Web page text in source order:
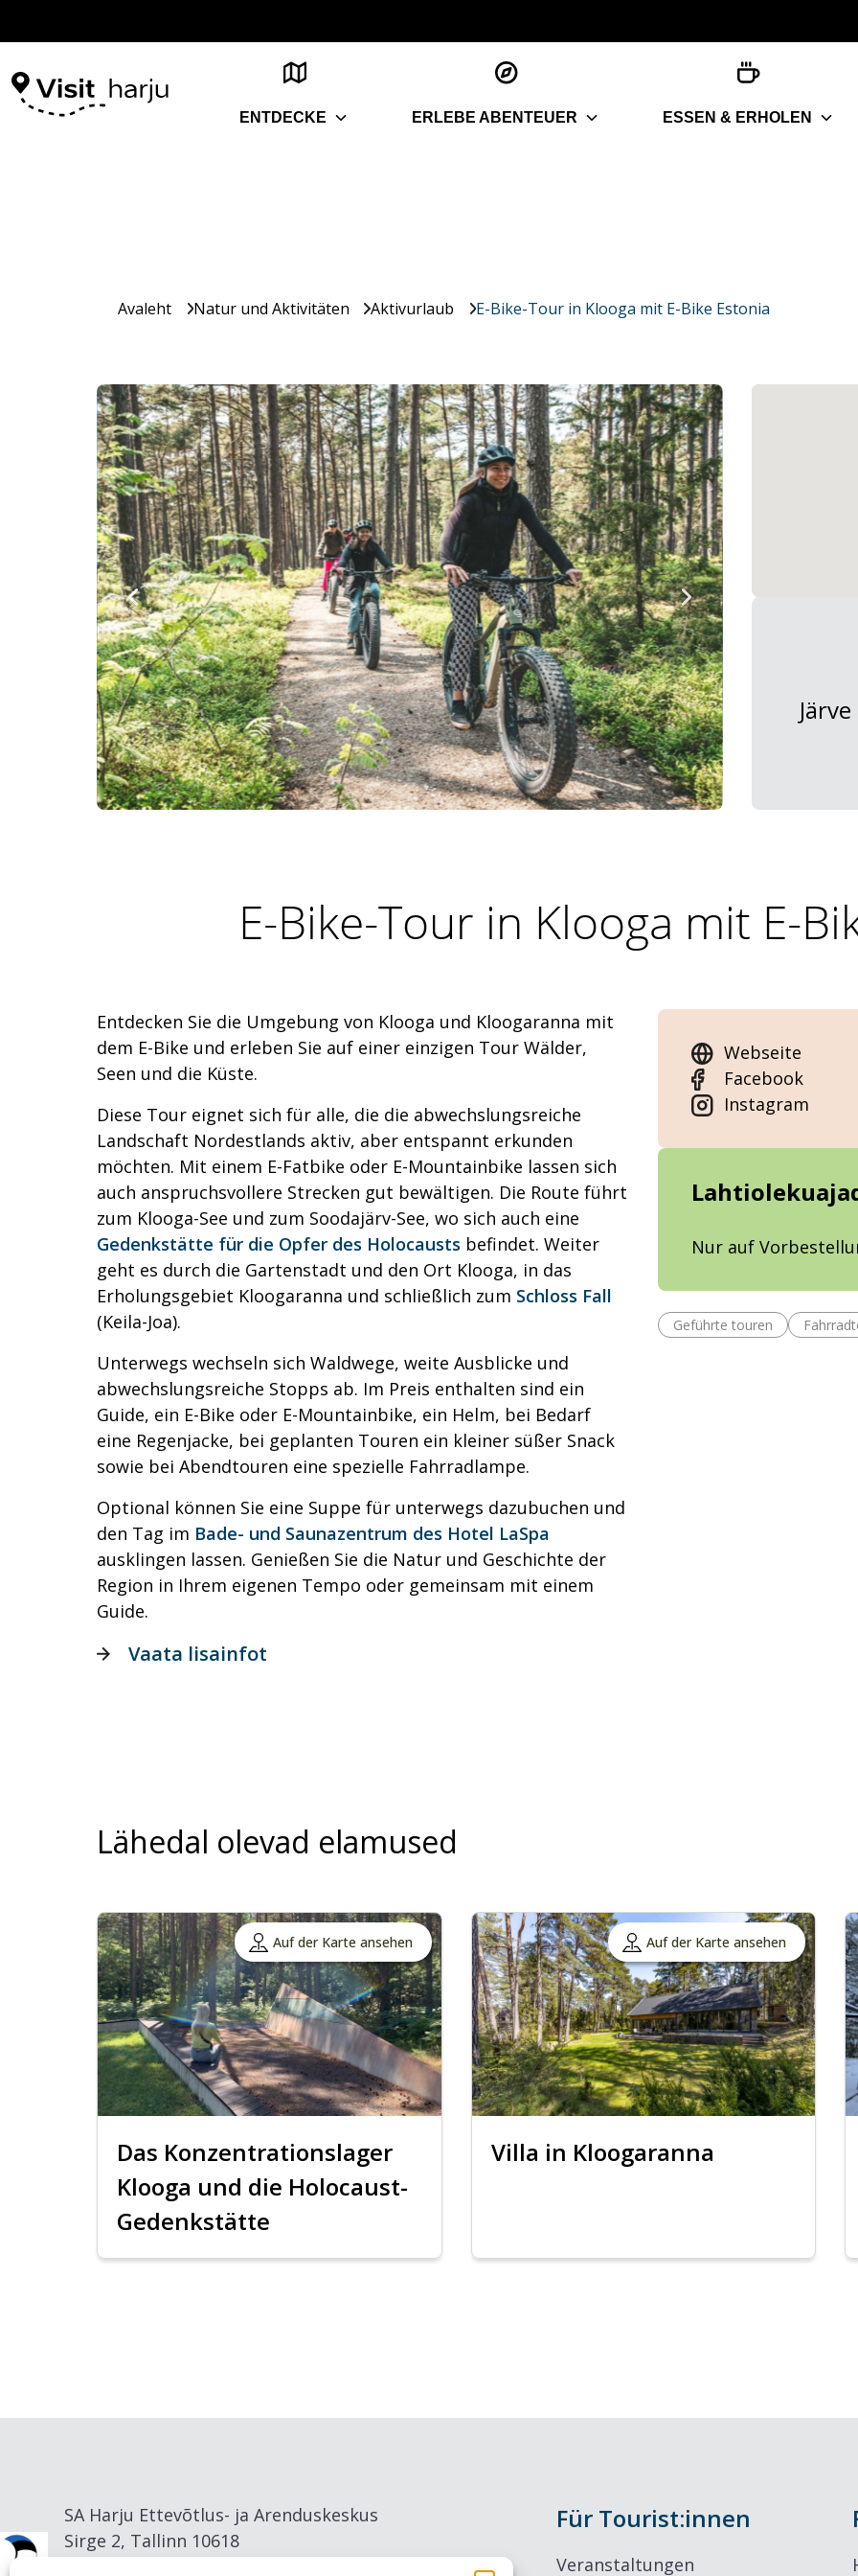
ENTDECKE ERLEBE ABENTEUER ESSEN & ERHOLEN
Avaleht Natur und Aktivitäten Aktivurlaub E-Bike-Tour in Klooga mit E-Bike Estonia
E-Bike-Tour in Klooga mit E-
Entdecken Sie die Umgebung von Klooga und Kloogaranna mit
dem E-Bike und erleben Sie auf einer einzigen Tour Wälder,
Seen und die Küste.
Diese Tour eignet sich für alle, die die abwechslungsreiche
Landschaft Nordestlands aktiv, aber entspannt erkunden
möchten. Mit einem E-Fatbike oder E-Mountainbike lassen sich
auch anspruchsvollere Strecken gut bewältigen. Die Route führt
zum Klooga-See und zum Soodajärv-See, wo sich auch eine
Gedenkstätte für die Opfer des Holocausts befindet. Weiter
geht es durch die Gartenstadt und den Ort Klooga, in das
Erholungsgebiet Kloogaranna und schließlich zum Schloss Fall
(Keila-Joa).
Unterwegs wechseln sich Waldwege, weite Ausblicke und
abwechslungsreiche Stopps ab. Im Preis enthalten sind ein
Guide, ein E-Bike oder E-Mountainbike, ein Helm, bei Bedarf
eine Regenjacke, bei geplanten Touren ein kleiner süßer Snack
sowie bei Abendtouren eine spezielle Fahrradlampe.
Optional können Sie eine Suppe für unterwegs dazubuchen und
den Tag im Bade- und Saunazentrum des Hotel LaSpa
ausklingen lassen. Genießen Sie die Natur und Geschichte der
Region in Ihrem eigenen Tempo oder gemeinsam mit einem
Guide.
Webseite
Facebook
Instagram
Nur auf
Geführte touren
Vaata lisainfot
Lähedal olevad elamused
Auf der Karte ansehen
Das Konzentrationslager
Klooga und die Holocaust-
Gedenkstätte
Auf der Karte ansehen
Villa in Kloogaranna
SA Harju Ettevõtlus- ja Arenduskeskus
Sirge 2, Tallinn 10618
Für Tourist:innen
Veranstaltungen